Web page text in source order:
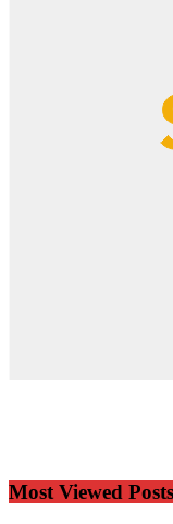
Most Viewed Posts